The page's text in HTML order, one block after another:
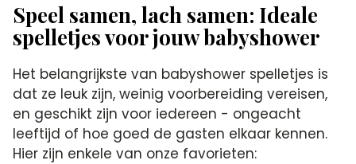
Speel samen, lach samen: Ideale
spelletjes voor jouw babyshower
Het belangrijkste van babyshower spelletjes is
dat ze leuk zijn, weinig voorbereiding vereisen,
en geschikt zijn voor iedereen - ongeacht
leeftijd of hoe goed de gasten elkaar kennen.
Hier zijn enkele van onze favorieten: